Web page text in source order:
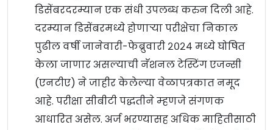
डिसेंबरदरम्यान एक संधी उपलब्ध करुन दिली आहे.
दरम्यान डिसेंबरमध्ये होणाऱ्या परीक्षेचा निकाल
पुढील वर्षी जानेवारी-फेब्रुवारी २०२४ मध्ये घोषित
केला जाणार असल्याची नॅशनल टेस्टिंग एजन्सी
(एनटीए) ने जाहीर केलेल्या वेळापत्रकात नमूद
आहे. परीक्षा सीबीटी पद्धतीने म्‍हणजे संगणक
आधारित असेल. अर्ज भरण्यासह अधिक माहितीसाठी